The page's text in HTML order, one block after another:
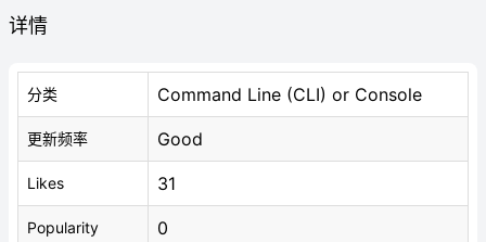
详情
分类 Command Line (CLI) or Console
更新频率 Good
Likes 31
Popularity 0